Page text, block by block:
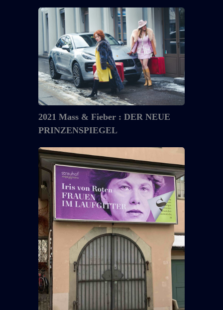
2021
Mass
Fieber
:
DER
NEUE
PRINZENSPIEGEL
2021 Mass & Fieber : DER NEUE
PRINZENSPIEGEL
2021
Mass
Fieber
:
FRAUEN
IM
LAUFGITTER